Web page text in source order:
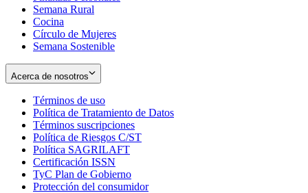
Semana Rural
Cocina
Círculo de Mujeres
Semana Sostenible
Acerca de nosotros
Términos de uso
in
new
window
Política de Tratamiento de Datos
Términos suscripciones
in
Política de Riesgos C/ST
Política SAGRILAFT
new
window
Certificación ISSN
in
new
TyC Plan de Gobierno
in
Protección del consumidorOpens